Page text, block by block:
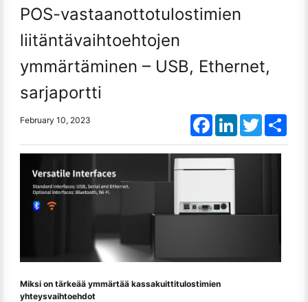
POS-vastaanottotulostimien
liitäntävaihtoehtojen
ymmärtäminen – USB, Ethernet,
sarjaportti
February 10, 2023 FacebookLinkedInTwitter
Miksi on tärkeää ymmärtää kassakuittitulostimien
yhteysvaihtoehdot